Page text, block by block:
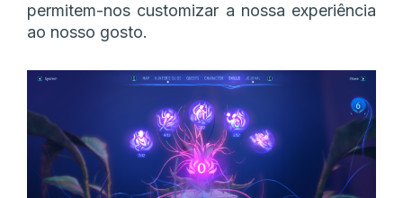
permitem-nos customizar a nossa experiência
ao nosso gosto.